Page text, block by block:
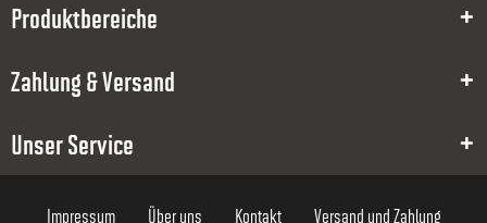
Produktbereiche
Zahlung & Versand
Unser Service
Impressum Über uns Kontakt Versand und Zahlung